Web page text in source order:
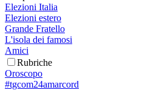
Elezioni Italia
Elezioni estero
Grande Fratello
L'isola dei famosi
Amici
Rubriche
Oroscopo
#tgcom24amarcord